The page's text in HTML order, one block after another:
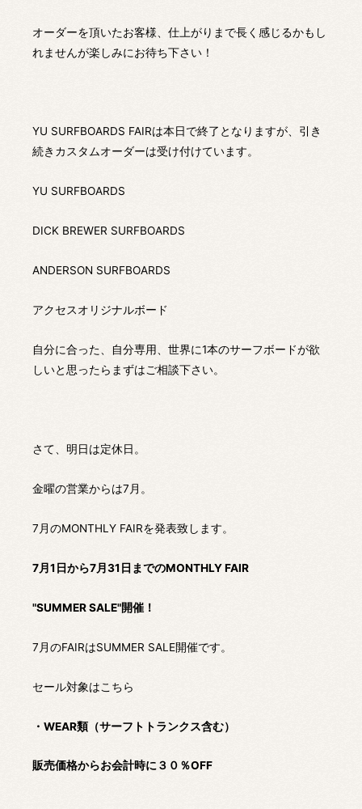
オーダーを頂いたお客様、仕上がりまで長く感じるかもし
れませんが楽しみにお待ち下さい！
YU SURFBOARDS FAIRは本日で終了となりますが、引き
続きカスタムオーダーは受け付けています。
YU SURFBOARDS
DICK BREWER SURFBOARDS
ANDERSON SURFBOARDS
アクセスオリジナルボード
自分に合った、自分専用、世界に1本のサーフボードが欲
しいと思ったらまずはご相談下さい。
さて、明日は定休日。
金曜の営業からは7月。
7月のMONTHLY FAIRを発表致します。
7月1日から7月31日までのMONTHLY FAIR
"SUMMER SALE"開催！
7月のFAIRはSUMMER SALE開催です。
セール対象はこちら
・WEAR類（サーフトトランクス含む）
販売価格からお会計時に３０％OFF